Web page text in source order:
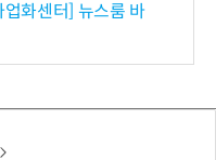
스 미팅 지원…K
진출 교두보 확
화센터] 뉴스룸 바